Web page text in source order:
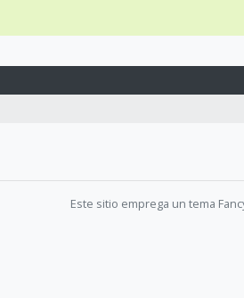
Este sitio emprega un tema